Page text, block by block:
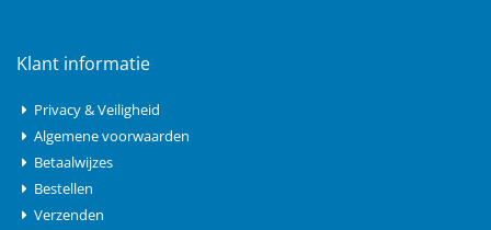
Klant informatie
Privacy & Veiligheid
Algemene voorwaarden
Betaalwijzes
Bestellen
Verzenden